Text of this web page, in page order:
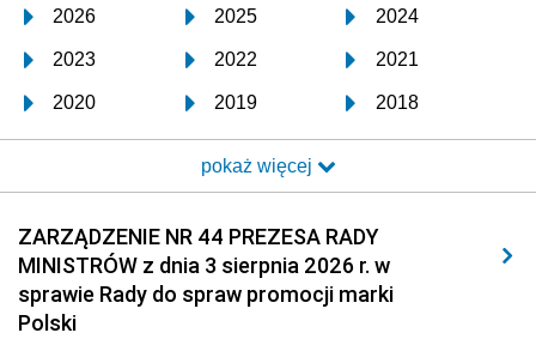
2026 2025 2024
2023 2022 2021
2020 2019 2018
2017 2016 2015
2014 2013 2012
2011 2010 2009
2008 2007 2006
2005
pokaż więcej
ZARZĄDZENIE NR 44 PREZESA RADY
MINISTRÓW z dnia 3 sierpnia 2026 r. w
sprawie Rady do spraw promocji marki
Polski